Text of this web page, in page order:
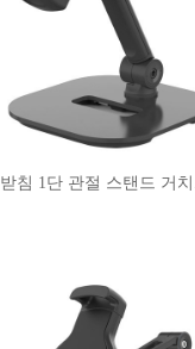
받침 1단 관절 스탠드 거치..